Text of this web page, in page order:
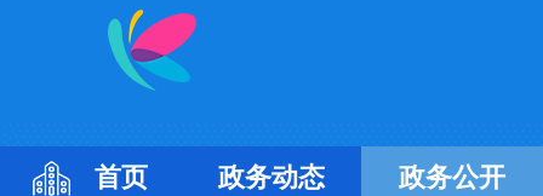
首页 政务动态
政务公开